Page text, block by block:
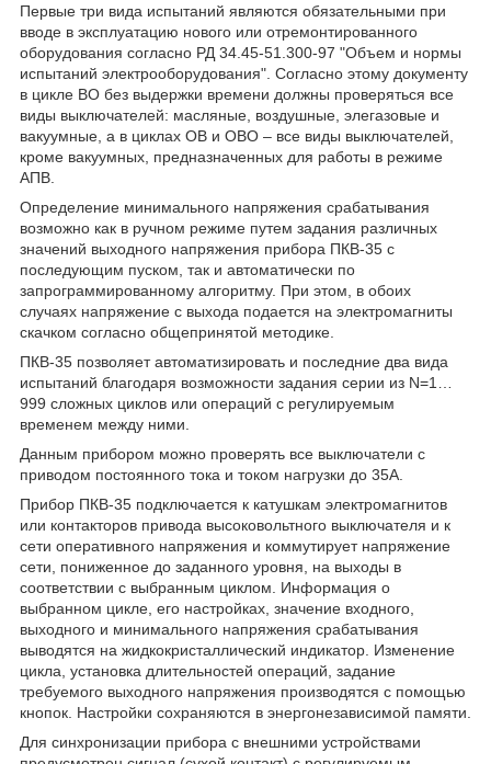
Первые три вида испытаний являются обязательными при
вводе в эксплуатацию нового или отремонтированного
оборудования согласно РД 34.45-51.300-97 "Объем и нормы
испытаний электрооборудования". Согласно этому документу
в цикле ВО без выдержки времени должны проверяться все
виды выключателей: масляные, воздушные, элегазовые и
вакуумные, а в циклах ОВ и ОВО – все виды выключателей,
кроме вакуумных, предназначенных для работы в режиме
АПВ.
Определение минимального напряжения срабатывания
возможно как в ручном режиме путем задания различных
значений выходного напряжения прибора ПКВ-35 с
последующим пуском, так и автоматически по
запрограммированному алгоритму. При этом, в обоих
случаях напряжение с выхода подается на электромагниты
скачком согласно общепринятой методике.
ПКВ-35 позволяет автоматизировать и последние два вида
испытаний благодаря возможности задания серии из N=1…
999 сложных циклов или операций с регулируемым
временем между ними.
Данным прибором можно проверять все выключатели с
приводом постоянного тока и током нагрузки до 35А.
Прибор ПКВ-35 подключается к катушкам электромагнитов
или контакторов привода высоковольтного выключателя и к
сети оперативного напряжения и коммутирует напряжение
сети, пониженное до заданного уровня, на выходы в
соответствии с выбранным циклом. Информация о
выбранном цикле, его настройках, значение входного,
выходного и минимального напряжения срабатывания
выводятся на жидкокристаллический индикатор. Изменение
цикла, установка длительностей операций, задание
требуемого выходного напряжения производятся с помощью
кнопок. Настройки сохраняются в энергонезависимой памяти.
Для синхронизации прибора с внешними устройствами